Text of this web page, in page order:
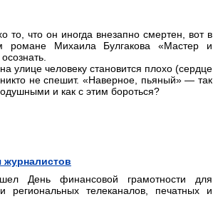
что он иногда внезапно смертен, вот в
Михаила Булгакова «Мастер и
улице человеку становится плохо (сердце
не спешит. «Наверное, пьяный» — так
и как с этим бороться?
журналистов
День финансовой грамотности для
региональных телеканалов, печатных и